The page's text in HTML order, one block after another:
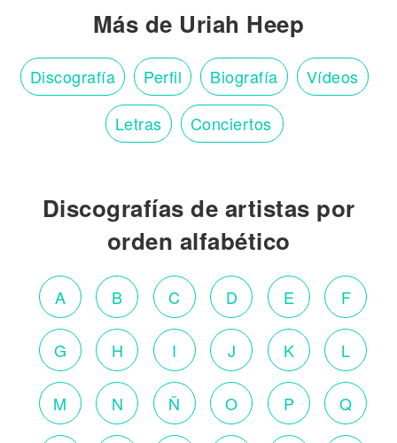
Más de Uriah Heep
Discografía Perfil Biografía Vídeos
Letras Conciertos
Discografías de artistas por
orden alfabético
A B C D E F
G H I J K L
M N Ñ O P Q